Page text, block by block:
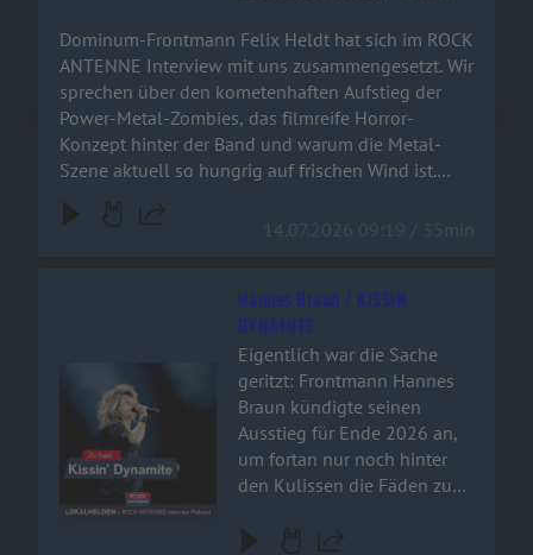
hungrig auf frischen Wind
ist. Schnappt euch ein kaltes
Bier und checkt aus, was der
„Dr. Dead“ der deutschen
Metal-Szene zu erzählen
hat!
Dominum-Frontmann Felix Heldt hat sich im ROCK
ANTENNE Interview mit uns zusammengesetzt. Wir
sprechen über den kometenhaften Aufstieg der
Power-Metal-Zombies, das filmreife Horror-
Konzept hinter der Band und warum die Metal-
Szene aktuell so hungrig auf frischen Wind ist.
der „Dr. Dead“ der deutschen Metal-Szene zu
Audiotitel - Hannes Braun / KISSIN DYNAMITE
Hannes Braun / KISSIN
DYNAMITE
Eigentlich war die Sache
geritzt: Frontmann Hannes
Braun kündigte seinen
Ausstieg für Ende 2026 an,
um fortan nur noch hinter
den Kulissen die Fäden zu
hundertfache Wunsch der